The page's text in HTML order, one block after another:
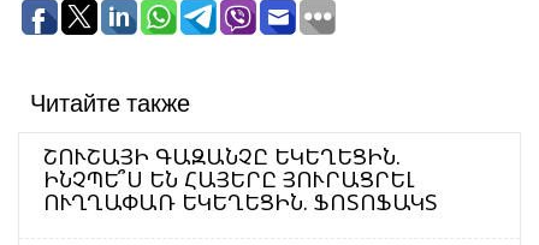
Читайте также
ՇՈՒՇԱՅԻ ԳԱԶԱՆՉԸ ԵԿԵՂԵՑԻՆ.
ԻՆՉՊԵ՞Ս ԵՆ ՀԱՅԵՐԸ ՅՈՒՐԱՑՐԵԼ
ՈՒՂՂԱՓԱՌ ԵԿԵՂԵՑԻՆ. ՖՈՏՈՖԱԿՏ